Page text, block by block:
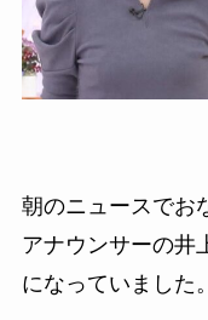
朝のニュースでお
アナウンサーの井
になっていました。